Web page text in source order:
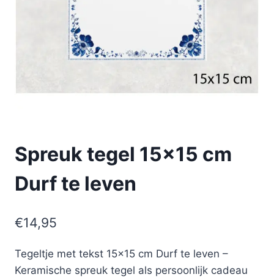
Spreuk tegel 15×15 cm
Durf te leven
€14,95
Tegeltje met tekst 15×15 cm Durf te leven –
Keramische spreuk tegel als persoonlijk cadeau